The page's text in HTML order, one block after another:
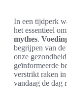
In een tijdperk
het essentieel
mythes.
begrijpen van de
onze
geïnformeerde
verstrikt raken
vandaag de dag